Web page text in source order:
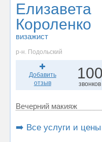
Елизавета
Короленко
визажист
р-н. Подольский
Добавить
отзыв
100
звонков
Вечерний макияж
➡️ Все услуги и цены